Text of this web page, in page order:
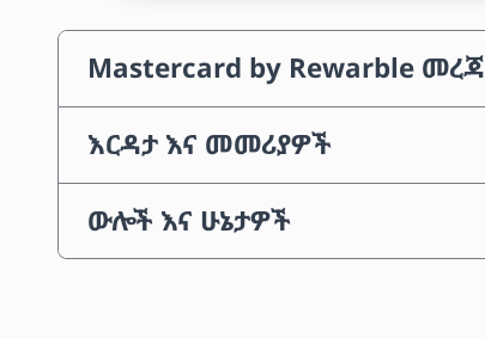
Mastercard by Rewarble መረጃ
እርዳታ እና መመሪያዎች
ውሎች እና ሁኔታዎች